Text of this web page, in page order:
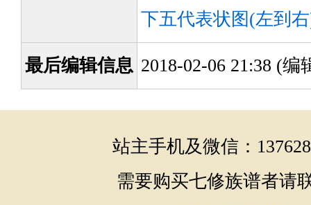
下五代表状图(左到
最后编辑信息 2018-02-06 21:38 (编
站主手机及微信：
需要购买七修族谱者请